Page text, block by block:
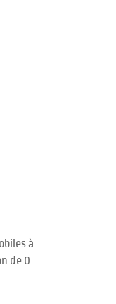
à
de 0